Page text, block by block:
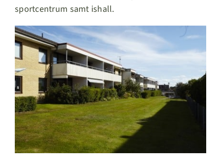
sportcentrum samt ishall.